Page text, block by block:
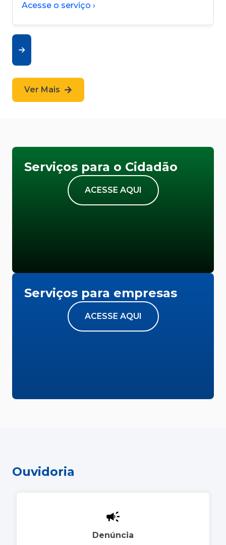
Acesse o serviço ›
Ver Mais
Serviços para o Cidadão
ACESSE AQUI
Serviços para empresas
ACESSE AQUI
Ouvidoria
Denúncia